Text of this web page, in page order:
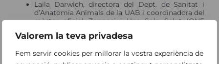
Valorem la teva privadesa
Fem servir cookies per millorar la vostra experiència de
Laila Darwich, directora del Dept. de Sanitat i
d’Anatomia Animals de la UAB i coordinadora del
màster oficial Zoonosi i Una Sola Salut (ONE
Jordi Bosch, metge pediatre i cap de la secció de
Lleida;
Tomàs Montalvo, cap del Servei de Vigi­lància i